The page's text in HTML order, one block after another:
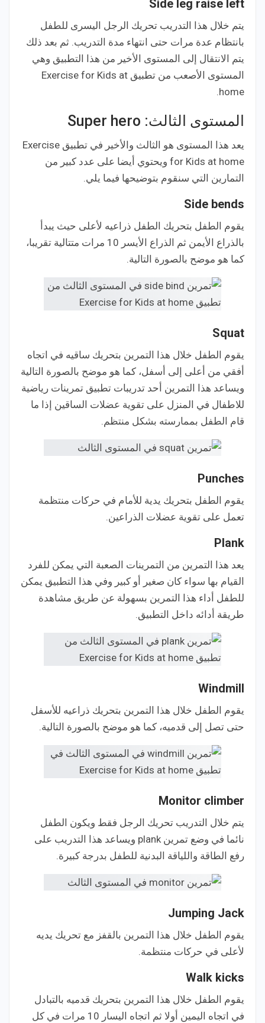
Side leg raise left
يتم خلال هذا التدريب تحريك الرجل اليسرى للطفل
بانتظام عدة مرات حتى انتهاء مدة التدريب. ثم بعد ذلك
يتم الانتقال إلى المستوى الأخير من هذا التطبيق وهي
المستوى الأصعب من تطبيق Exercise for Kids at
home.
المستوى الثالث: Super hero
يعد هذا المستوى هو الثالث والأخير في تطبيق Exercise
for Kids at home ويحتوي أيضا على عدد كبير من
التمارين التي سنقوم بتوضيحها فيما يلي.
Side bends
يقوم الطفل بتحريك الطفل ذراعيه لأعلى حيث يبدأ
بالذراع الأيمن ثم الذراع الأيسر 10 مرات متتالية تقريبا،
كما هو موضح بالصورة التالية.
Squat
يقوم الطفل خلال هذا التمرين بتحريك ساقيه في اتجاه
أفقي من أعلى إلى أسفل، كما هو موضح بالصورة التالية
ويساعد هذا التمرين أحد تدريبات تطبيق تمرينات رياضية
للاطفال في المنزل على تقوية عضلات الساقين إذا ما
قام الطفل بممارسته بشكل منتظم.
Punches
يقوم الطفل بتحريك يدية للأمام في حركات منتظمة
تعمل على تقوية عضلات الذراعين.
Plank
يعد هذا التمرين من التمرينات الصعبة التي يمكن للفرد
القيام بها سواء كان صغير أو كبير وفي هذا التطبيق يمكن
للطفل أداء هذا التمرين بسهولة عن طريق مشاهدة
طريقة أدائه داخل التطبيق.
Windmill
يقوم الطفل خلال هذا التمرين بتحريك ذراعيه للأسفل
حتى تصل إلى قدميه، كما هو موضح بالصورة التالية.
Monitor climber
يتم خلال التدريب تحريك الرجل فقط ويكون الطفل
نائما في وضع تمرين plank ويساعد هذا التدريب على
رفع الطاقة واللياقة البدنية للطفل بدرجة كبيرة.
Jumping Jack
يقوم الطفل خلال هذا التمرين بالقفز مع تحريك يديه
لأعلى في حركات منتظمة.
Walk kicks
يقوم الطفل خلال هذا التمرين بتحريك قدميه بالتبادل
في اتجاه اليمين أولا ثم اتجاه اليسار 10 مرات في كل